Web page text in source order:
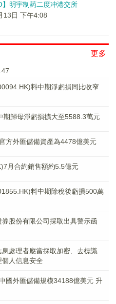
】明宇制药二度冲港交所
13日 下午4:08
更多
料中期淨虧損同比收窄
期歸母淨虧損擴大至5588.3萬元
方外匯儲備資產為4478億美元
月合約銷售額約5.5億元
料中期除稅後虧損500萬
股份有限公司採取出具警示函
處理者應當採取加密、去標識
人信息安全
國外匯儲備規模34188億美元 升